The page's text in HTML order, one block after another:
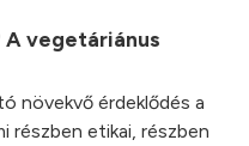
A vegetáriánus
növekvő érdeklődés a
részben etikai, részben